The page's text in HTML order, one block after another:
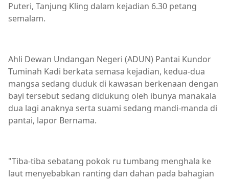
Puteri, Tanjung Kling dalam kejadian 6.30 petang
semalam.
Ahli Dewan Undangan Negeri (ADUN) Pantai Kundor
Tuminah Kadi berkata semasa kejadian, kedua-dua
mangsa sedang duduk di kawasan berkenaan dengan
bayi tersebut sedang didukung oleh ibunya manakala
dua lagi anaknya serta suami sedang mandi-manda di
pantai, lapor Bernama.
"Tiba-tiba sebatang pokok ru tumbang menghala ke
laut menyebabkan ranting dan dahan pada bahagian